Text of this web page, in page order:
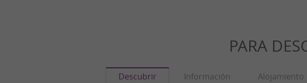
PARA
Descubrir Información Alojamiento